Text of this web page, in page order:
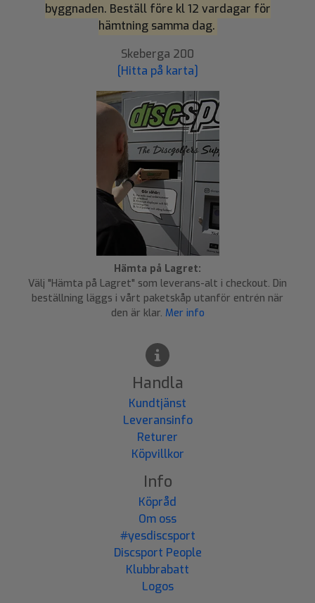
byggnaden. Beställ före kl 12 vardagar för
hämtning samma dag.
Skeberga 200
[Hitta på karta]
Hämta på Lagret:
Välj "Hämta på Lagret" som leverans-alt i checkout. Din
beställning läggs i vårt paketskåp utanför entrén när
den är klar. Mer info
Handla
Kundtjänst
Leveransinfo
Returer
Köpvillkor
Info
Köpråd
Om oss
#yesdiscsport
Discsport People
Klubbrabatt
Logos